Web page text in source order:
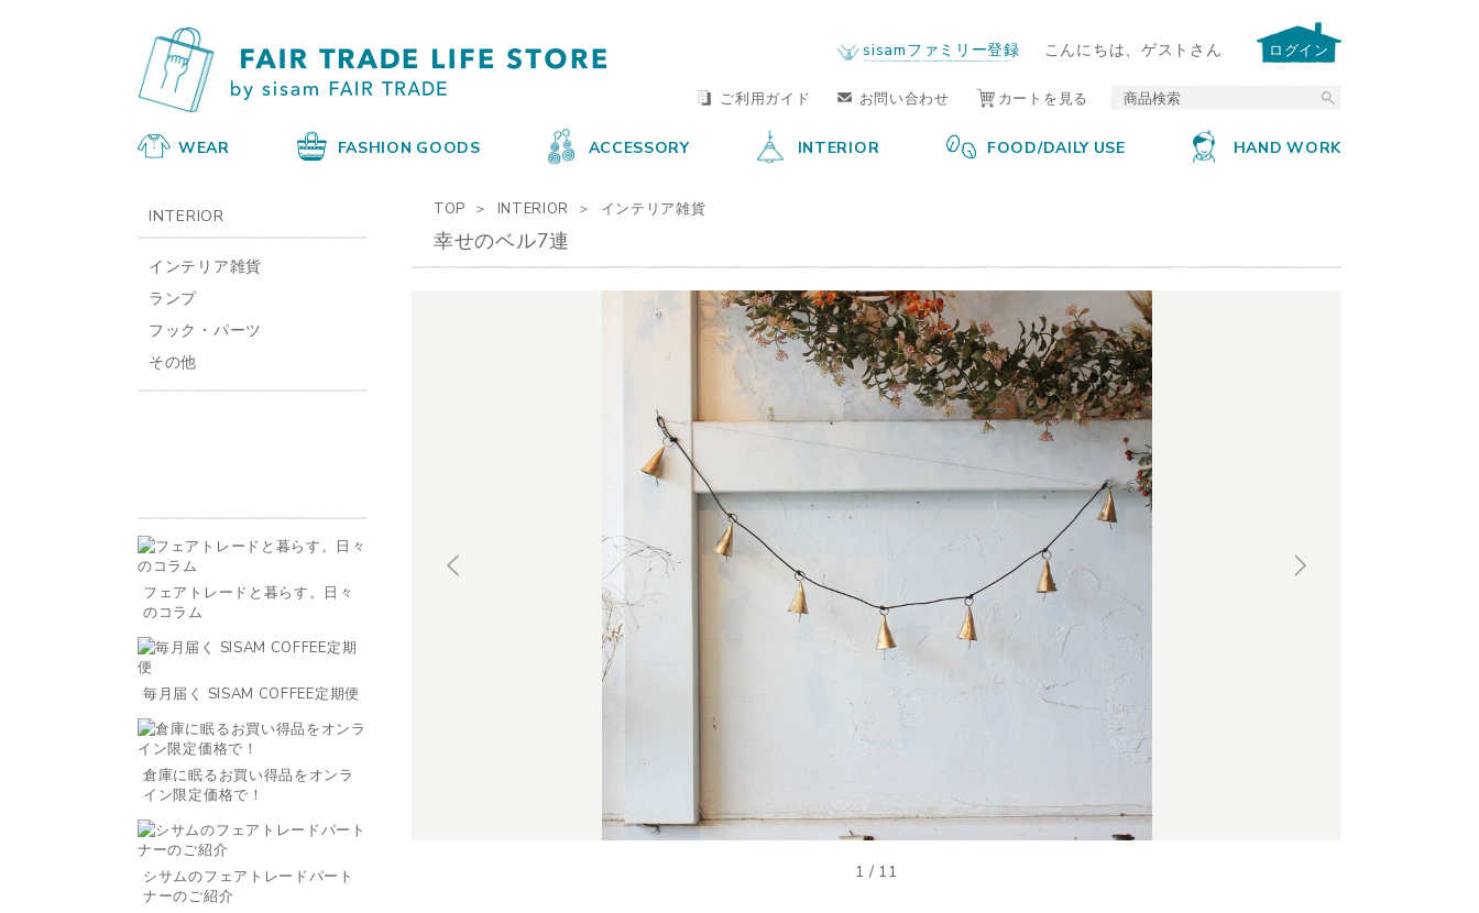
by sisam FAIR TRADE
sisamファミリー登録 こんにちは、ゲストさん ログイン
ご利用ガイド お問い合わせ カートを見る
WEAR FASHION GOODS ACCESSORY INTERIOR FOOD/DAILY USE HAND WORK
TOP INTERIOR インテリア雑貨
幸せのベル7連
1 / 11
INTERIOR
インテリア雑貨
ランプ
フック・パーツ
その他
フェアトレードと暮らす。日々
のコラム
毎月届く SISAM COFFEE定期便
倉庫に眠るお買い得品をオンラ
イン限定価格で！
シサムのフェアトレードパート
ナーのご紹介